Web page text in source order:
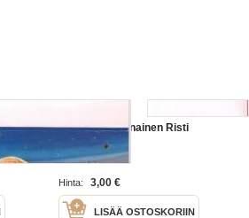
Postikortti, Punainen Risti
Hinta: 3,00 €
LISÄÄ OSTOSKORIIN